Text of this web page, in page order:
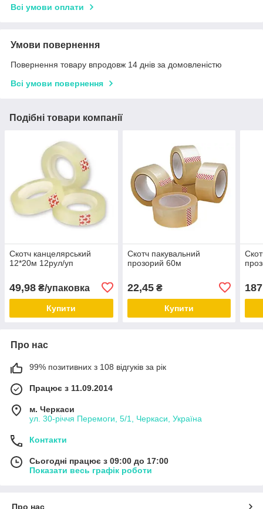
Всі умови оплати
Умови повернення
Повернення товару впродовж 14 днів за домовленістю
Всі умови повернення
Подібні товари компанії
Скотч канцелярський
12*20м 12рул/уп
49,98 ₴/упаковка
Купити
Скотч пакувальний
прозорий 60м
22,45₴
Купити
Про нас
99% позитивних з 108 відгуків за рік
Працює з 11.09.2014
м. Черкаси
ул. 30-рiччя Перемоги, 5/1, Черкаси, Україна
Контакти
Сьогодні працює з 09:00 до 17:00
Показати весь графік роботи
Про нас